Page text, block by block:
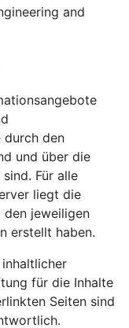
and
durch den
und über die
Für alle
liegt die
jeweiligen
erstellt haben.
für die Inhalte
Seiten sind